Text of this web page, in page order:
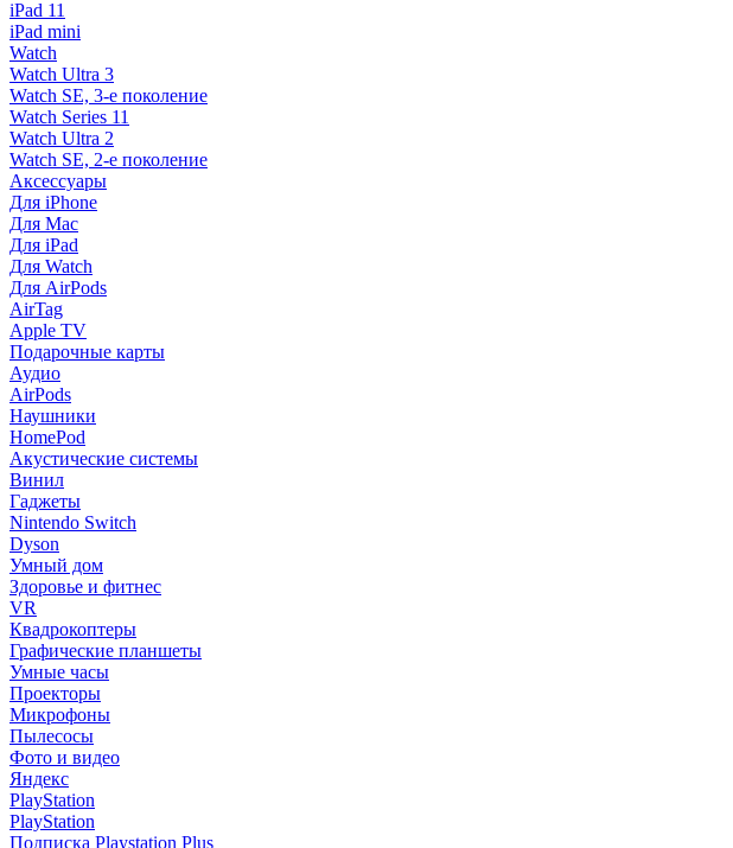
iPad 11
iPad mini
Watch
Watch Ultra 3
Watch SE, 3-е поколение
Watch Series 11
Watch Ultra 2
Watch SE, 2-е поколение
Аксессуары
Для iPhone
Для Mac
Для iPad
Для Watch
Для AirPods
AirTag
Apple TV
Подарочные карты
Аудио
AirPods
Наушники
HomePod
Акустические системы
Винил
Гаджеты
Nintendo Switch
Dyson
Умный дом
Здоровье и фитнес
VR
Квадрокоптеры
Графические планшеты
Умные часы
Проекторы
Микрофоны
Пылесосы
Фото и видео
Яндекс
PlayStation
PlayStation
Подписка Playstation Plus